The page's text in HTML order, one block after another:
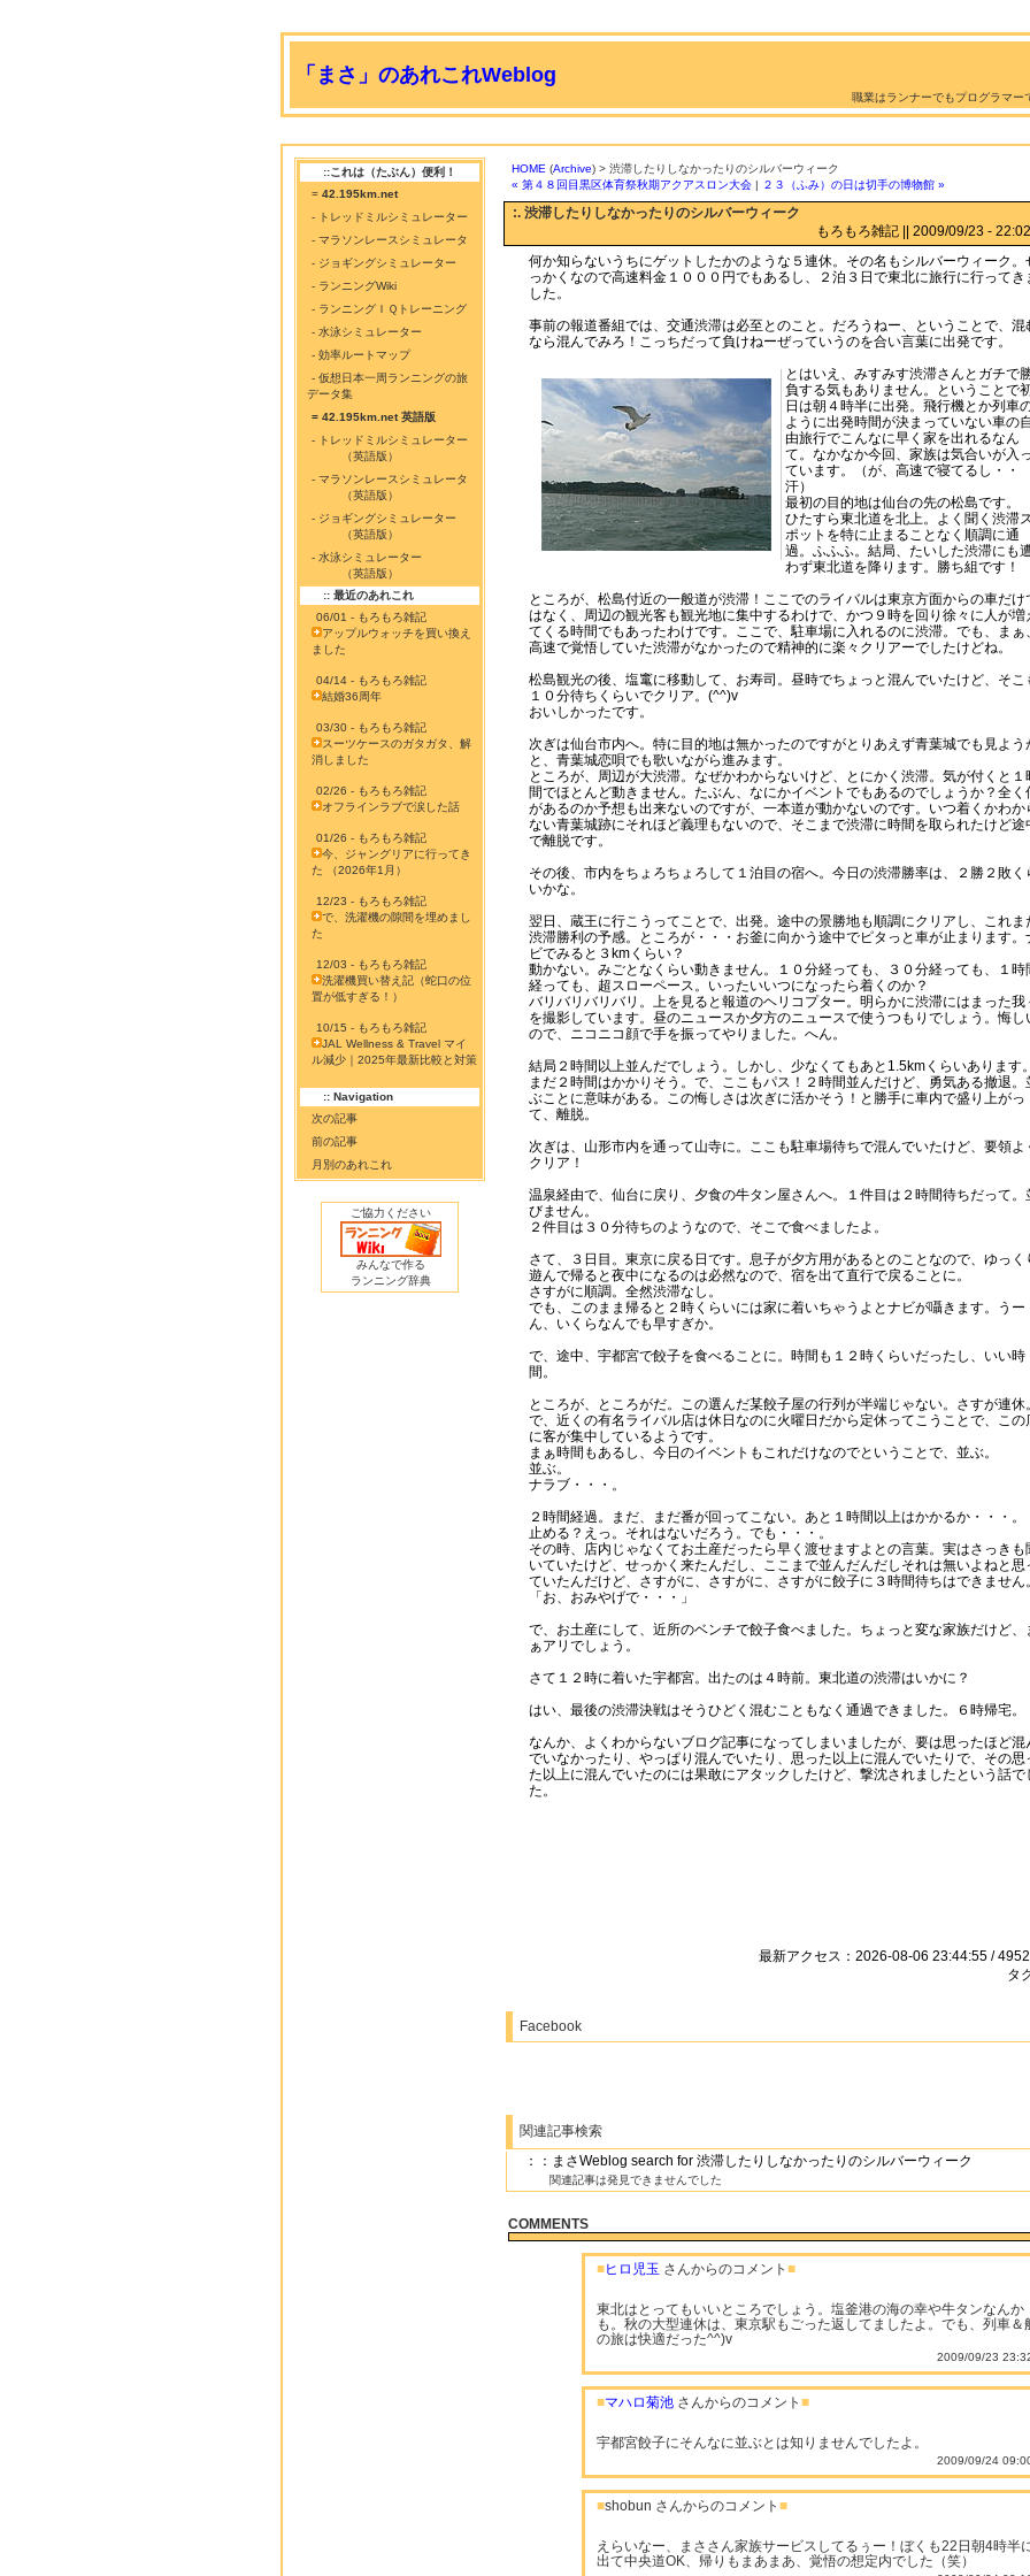
「まさ」のあれこれWeblog
職業はランナーでもプログラマ
::これは（たぶん）便利！
= 42.195km.net
- トレッドミルシミュレーター
- マラソンレースシミュレータ
- ジョギングシミュレーター
- ランニングWiki
- ランニングＩＱトレーニング
- 水泳シミュレーター
- 効率ルートマップ
- 仮想日本一周ランニングの旅
データ集
= 42.195km.net 英語版
- トレッドミルシミュレーター
（英語版）
- マラソンレースシミュレータ
（英語版）
- ジョギングシミュレーター
（英語版）
- 水泳シミュレーター
（英語版）
:: 最近のあれこれ
06/01 - もろもろ雑記
アップルウォッチを買い換え
ました
04/14 - もろもろ雑記
結婚36周年
03/30 - もろもろ雑記
スーツケースのガタガタ、解
消しました
02/26 - もろもろ雑記
オフラインラブで涙した話
01/26 - もろもろ雑記
今、ジャングリアに行ってき
た （2026年1月）
12/23 - もろもろ雑記
で、洗濯機の隙間を埋めまし
た
12/03 - もろもろ雑記
洗濯機買い替え記（蛇口の位
置が低すぎる！）
10/15 - もろもろ雑記
JAL Wellness & Travel マイ
ル減少｜2025年最新比較と対策
:: Navigation
次の記事
前の記事
月別のあれこれ
ご協力ください
みんなで作る
ランニング辞典
HOME (Archive) > 渋滞したりしなかったりのシルバーウィーク
« 第４８回目黒区体育祭秋期アクアスロン大会 | ２３（ふみ）の日は切手の博物館 »
:. 渋滞したりしなかったりのシルバーウィーク
もろもろ雑記 || 2009/09/23 - 22:02
何か知らないうちにゲットしたかのような５連休。その名もシルバーウィーク。
っかくなので高速料金１０００円でもあるし、２泊３日で東北に旅行に行ってき
した。
事前の報道番組では、交通渋滞は必至とのこと。だろうねー、ということで、混
なら混んでみろ！こっちだって負けねーぜっていうのを合い言葉に出発です。
とはいえ、みすみす渋滞さんとガチで
負する気もありません。ということで
日は朝４時半に出発。飛行機とか列車
ように出発時間が決まっていない車の自
由旅行でこんなに早く家を出れるなん
て。なかなか今回、家族は気合いが入
ています。（が、高速で寝てるし・・
汗）
最初の目的地は仙台の先の松島です。
ひたすら東北道を北上。よく聞く渋滞
ポットを特に止まることなく順調に通
過。ふふふ。結局、たいした渋滞にも
わず東北道を降ります。勝ち組です！
ところが、松島付近の一般道が渋滞！ここでのライバルは東京方面からの車だけ
はなく、周辺の観光客も観光地に集中するわけで、かつ９時を回り徐々に人が増
てくる時間でもあったわけです。ここで、駐車場に入れるのに渋滞。でも、まぁ、
高速で覚悟していた渋滞がなかったので精神的に楽々クリアーでしたけどね。
松島観光の後、塩竃に移動して、お寿司。昼時でちょっと混んでいたけど、そこ
１０分待ちくらいでクリア。(^^)v
おいしかったです。
次ぎは仙台市内へ。特に目的地は無かったのですがとりあえず青葉城でも見よう
と、青葉城恋唄でも歌いながら進みます。
ところが、周辺が大渋滞。なぜかわからないけど、とにかく渋滞。気が付くと１
間でほとんど動きません。たぶん、なにかイベントでもあるのでしょうか？全く
があるのか予想も出来ないのですが、一本道が動かないのです。いつ着くかわか
ない青葉城跡にそれほど義理もないので、そこまで渋滞に時間を取られたけど途
で離脱です。
その後、市内をちょろちょろして１泊目の宿へ。今日の渋滞勝率は、２勝２敗く
いかな。
翌日、蔵王に行こうってことで、出発。途中の景勝地も順調にクリアし、これま
渋滞勝利の予感。ところが・・・お釜に向かう途中でピタっと車が止まります。
ビでみると３kmくらい？
動かない。みごとなくらい動きません。１０分経っても、３０分経っても、１時
経っても、超スローペース。いったいいつになったら着くのか？
バリバリバリバリ。上を見ると報道のヘリコプター。明らかに渋滞にはまった我
を撮影しています。昼のニュースか夕方のニュースで使うつもりでしょう。悔し
ので、ニコニコ顔で手を振ってやりました。へん。
結局２時間以上並んだでしょう。しかし、少なくてもあと1.5kmくらいあります。
まだ２時間はかかりそう。で、ここもパス！２時間並んだけど、勇気ある撤退。
ぶことに意味がある。この悔しさは次ぎに活かそう！と勝手に車内で盛り上がっ
て、離脱。
次ぎは、山形市内を通って山寺に。ここも駐車場待ちで混んでいたけど、要領よ
クリア！
温泉経由で、仙台に戻り、夕食の牛タン屋さんへ。１件目は２時間待ちだって。
びません。
２件目は３０分待ちのようなので、そこで食べましたよ。
さて、３日目。東京に戻る日です。息子が夕方用があるとのことなので、ゆっく
遊んで帰ると夜中になるのは必然なので、宿を出て直行で戻ることに。
さすがに順調。全然渋滞なし。
でも、このまま帰ると２時くらいには家に着いちゃうよとナビが囁きます。うー
ん、いくらなんでも早すぎか。
で、途中、宇都宮で餃子を食べることに。時間も１２時くらいだったし、いい時
間。
ところが、ところがだ。この選んだ某餃子屋の行列が半端じゃない。さすが連休。
で、近くの有名ライバル店は休日なのに火曜日だから定休ってこうことで、この
に客が集中しているようです。
まぁ時間もあるし、今日のイベントもこれだけなのでということで、並ぶ。
並ぶ。
ナラブ・・・。
２時間経過。まだ、まだ番が回ってこない。あと１時間以上はかかるか・・・。
止める？えっ。それはないだろう。でも・・・。
その時、店内じゃなくてお土産だったら早く渡せますよとの言葉。実はさっきも
いていたけど、せっかく来たんだし、ここまで並んだんだしそれは無いよねと思
ていたんだけど、さすがに、さすがに、さすがに餃子に３時間待ちはできません。
「お、おみやげで・・・」
で、お土産にして、近所のベンチで餃子食べました。ちょっと変な家族だけど、
ぁアリでしょう。
さて１２時に着いた宇都宮。出たのは４時前。東北道の渋滞はいかに？
はい、最後の渋滞決戦はそうひどく混むこともなく通過できました。６時帰宅。
なんか、よくわからないブログ記事になってしまいましたが、要は思ったほど混
でいなかったり、やっぱり混んでいたり、思った以上に混んでいたりで、その思
た以上に混んでいたのには果敢にアタックしたけど、撃沈されましたという話で
た。
最新アクセス：2026-08-06 23:44:55 / 4952
タ
Facebook
関連記事検索
：：まさWeblog search for 渋滞したりしなかったりのシルバーウィーク
関連記事は発見できませんでした
COMMENTS
■ヒロ児玉 さんからのコメント ■
東北はとってもいいところでしょう。塩釜港の海の幸や牛タンなんか
も。秋の大型連休は、東京駅もごった返してましたよ。でも、列車＆
の旅は快適だった^^)v
2009/09/23
■マハロ菊池 さんからのコメント ■
宇都宮餃子にそんなに並ぶとは知りませんでしたよ。
2009/09/24
■shobun さんからのコメント ■
えらいなー、まささん家族サービスしてるぅー！ぼくも22日朝4時半
出て中央道OK、帰りもまあまあ、覚悟の想定内でした（笑）